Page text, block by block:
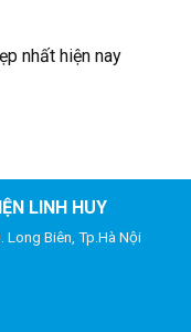
nhất hiện nay
LINH HUY
Long Biên, Tp.Hà Nội